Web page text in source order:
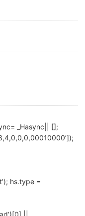
_Hasync|| [];
hs.type =